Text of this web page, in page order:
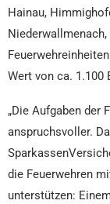
Hainau,
Wert von ca. 1.100
„Die Aufgaben der
anspruchsvoller.
die Feuerwehren
unterstützen: